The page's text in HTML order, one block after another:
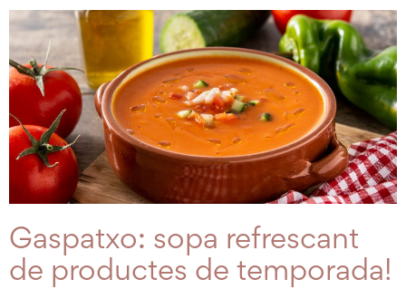
Gaspatxo: sopa refrescant
de productes de temporada!